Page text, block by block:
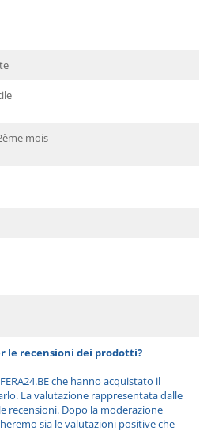
mois
le recensioni dei prodotti?
che hanno acquistato il
La valutazione rappresentata dalle
recensioni. Dopo la moderazione
sia le valutazioni positive che